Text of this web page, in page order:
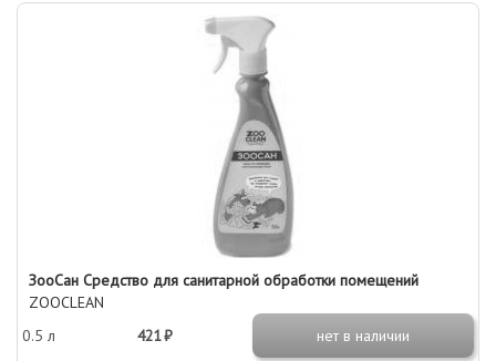
ЗооСан Средство для санитарной обработки помещений
ZOOCLEAN
0.5 л
421 ₽ нет в наличии